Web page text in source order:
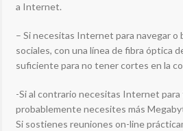
a Internet.
– Si necesitas Internet para navegar o
sociales, con una línea de fibra óptica
suficiente para no tener cortes en la
-Si al contrario necesitas Internet para
probablemente necesites más
Si sostienes reuniones on-line